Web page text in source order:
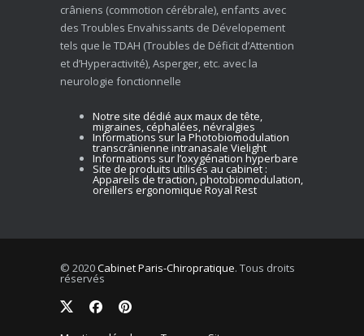
crâniens (commotion cérébrale), enfants avec
des Troubles Envahissants de Dévelopement
tels que le TDAH (Troubles de Déficit d’Attention
et d’Hyperactivité), Asperger, etc. avec la
neurologie fonctionnelle
Notre site dédié aux maux de tête,
migraines, céphalées, névralgies
Informations sur la Photobiomodulation
transcrânienne intranasale Vielight
Informations sur l’oxygénation hyperbare
Site de produits utilisés au cabinet :
Appareils de traction, photobiomodulation,
oreillers ergonomique Royal Rest
© 2020Cabinet Paris-Chiropratique. Tous droits
réservés